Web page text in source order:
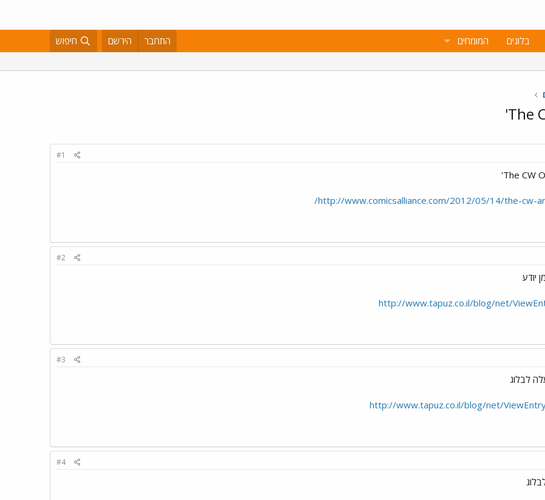
בלוגים המומחים התחבר הירשם חיפוש
The
#1
The CW
http://www.comicsalliance.com/2012/05/14/the-cw-
#2
יודע
http://www.tapuz.co.il/blog/net/
#3
http://www.tapuz.co.il/blog/net/
#4